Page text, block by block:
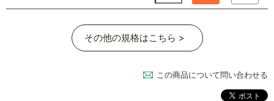
その他の規格はこちら >
この商品について問い合わせる